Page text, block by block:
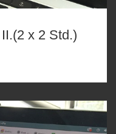
x 2 Std.)